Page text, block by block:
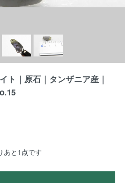
ト｜原石｜タンザニア産｜
あと1点です